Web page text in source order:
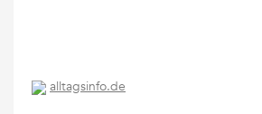
alltagsinfo.de